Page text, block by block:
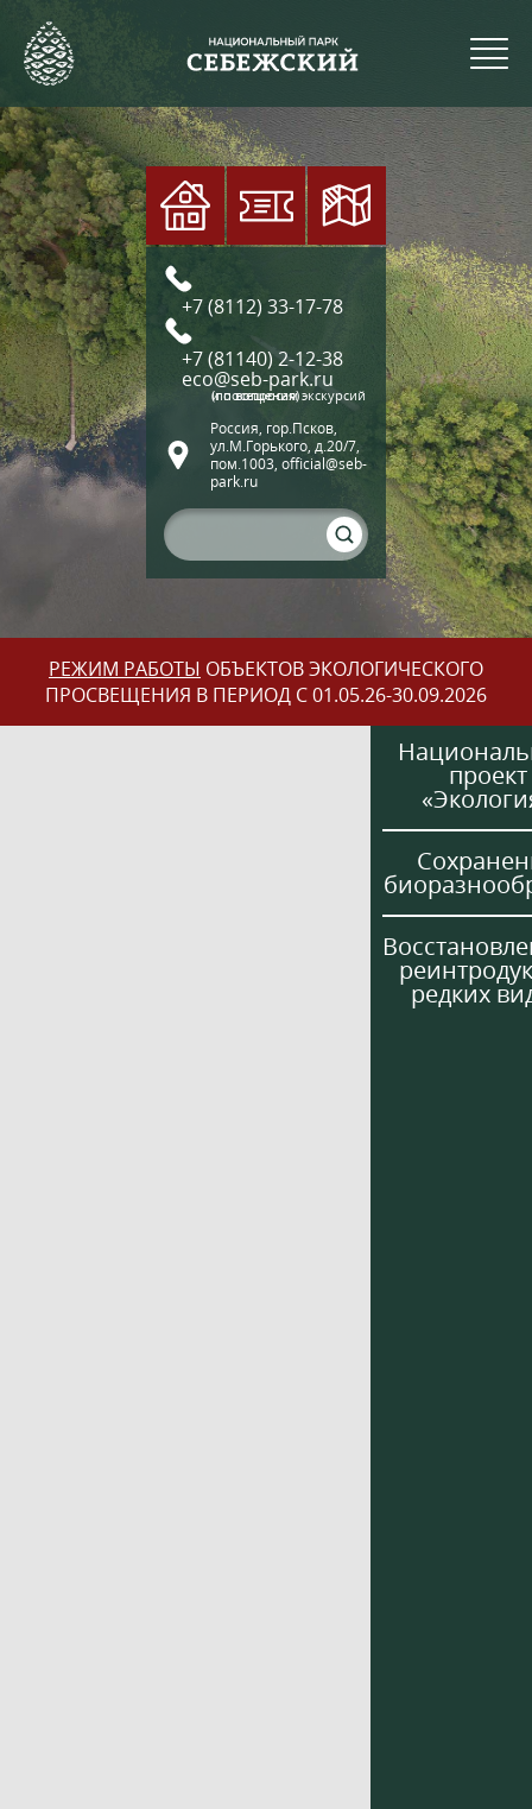
+7 (8112) 33-17-78
+7 (81140) 2-12-38
eco@seb-park.ru
(по вопросам экскурсий и посещения)
Россия, гор.Псков,
ул.М.Горького, д.20/7,
пом.1003, official@seb-
park.ru
РЕЖИМ РАБОТЫ ОБЪЕКТОВ ЭКОЛОГИЧЕСКОГО
ПРОСВЕЩЕНИЯ В ПЕРИОД С 01.05.26-30.09.2026
проект
редких